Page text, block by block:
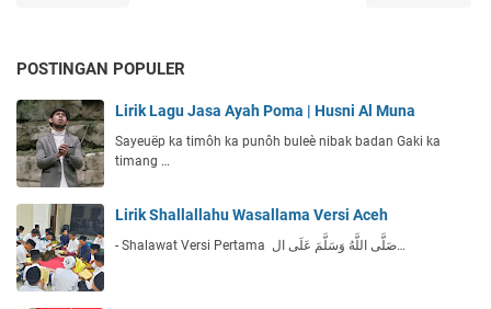
POSTINGAN POPULER
Lirik Lagu Jasa Ayah Poma | Husni Al Muna
Sayeuëp ka timôh ka punôh buleè nibak badan Gaki ka
timang …
Lirik Shallallahu Wasallama Versi Aceh
- Shalawat Versi Pertama صَلَّى اللَّهُ وَسَلَّمَ عَلَى ال…